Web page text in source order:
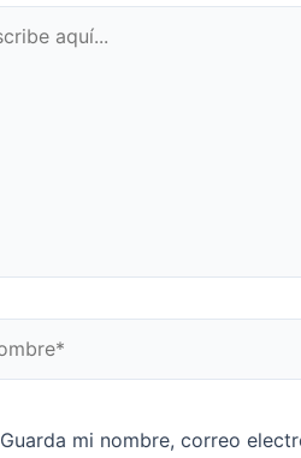
Guarda mi nombre, correo